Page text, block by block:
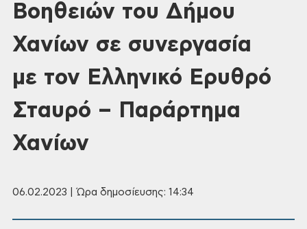
Βοηθειών του Δήμου
Χανίων σε συνεργασία
με τον Ελληνικό Ερυθρό
Σταυρό – Παράρτημα
Χανίων
06.02.2023 | Ώρα δημοσίευσης: 14:34